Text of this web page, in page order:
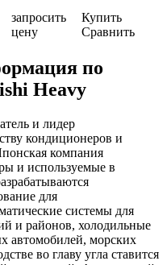
запросить
цену
Купить
Сравнить
по
Heavy
и лидер
кондиционеров и
компания
и используемые в
для
системы для
и районов, холодильные
автомобилей, морских
во главу угла ставится